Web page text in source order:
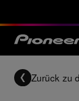
Zurück zu